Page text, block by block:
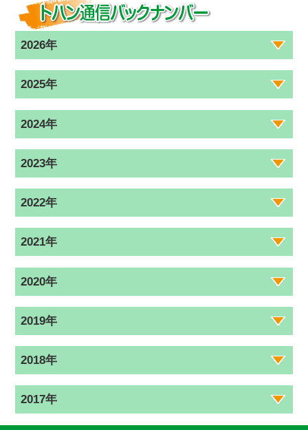
2026年
2025年
2024年
2023年
2022年
2021年
2020年
2019年
2018年
2017年